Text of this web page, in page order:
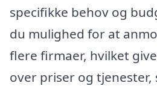
specifikke behov og
du mulighed for at
flere firmaer, hvilket
over priser og